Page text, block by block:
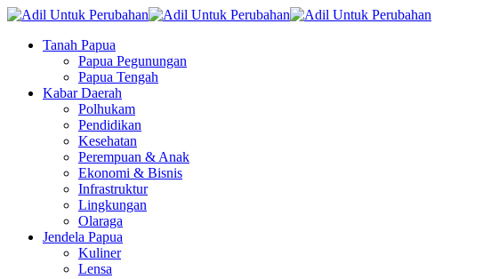
Tanah Papua
Papua Pegunungan
Papua Tengah
Kabar Daerah
Polhukam
Pendidikan
Kesehatan
Perempuan & Anak
Ekonomi & Bisnis
Infrastruktur
Lingkungan
Olaraga
Jendela Papua
Kuliner
Lensa